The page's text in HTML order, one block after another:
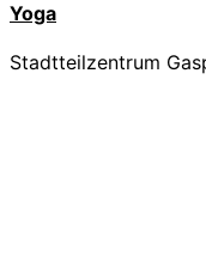
Yoga
Stadtteilzentrum